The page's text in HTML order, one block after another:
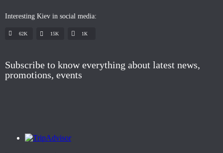
Interesting Kiev in social media:
62K 15K 1К
Subscribe to know everything about latest news,
promotions, events